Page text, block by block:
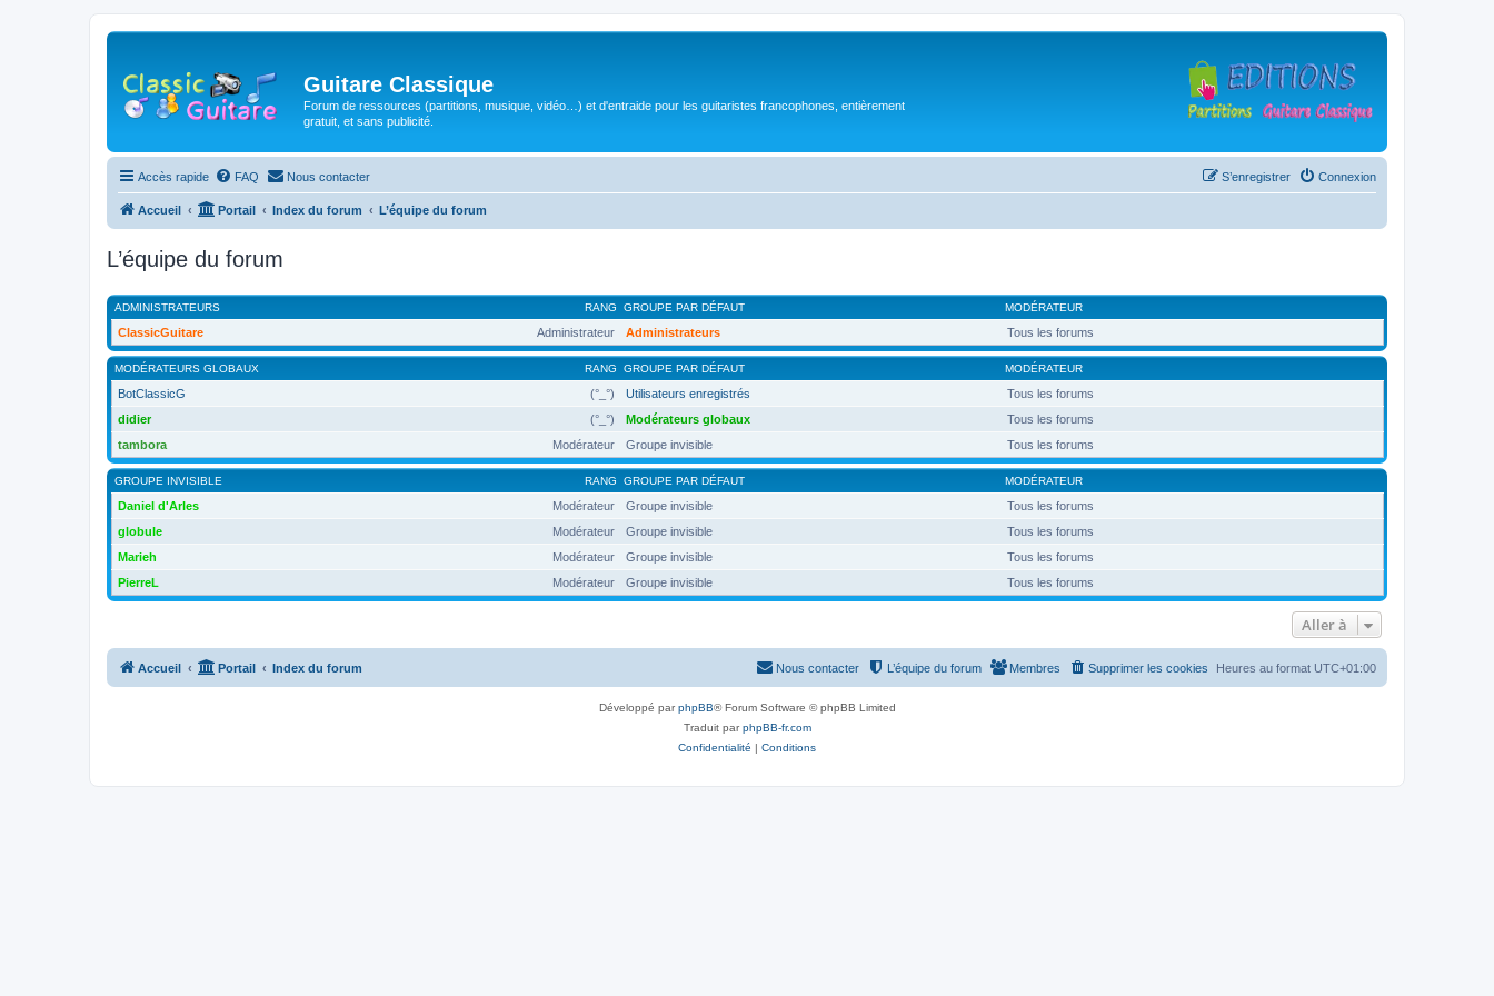
Guitare Classique
Forum de ressources (partitions, musique, vidéo…) et d'entraide pour les guitaristes francophones, entièrement
gratuit, et sans publicité.
Accès rapide FAQ Nous contacter Connexion
S’enregistrer
Accueil Portail Index du forum L’équipe du forum
L’équipe du forum
RANG
ADMINISTRATEURS GROUPE PAR DÉFAUT MODÉRATEUR
Administrateur
ClassicGuitare Administrateurs Tous les forums
RANG
MODÉRATEURS GLOBAUX GROUPE PAR DÉFAUT MODÉRATEUR
(°_°)
BotClassicG Utilisateurs enregistrés
Tous les forums
(°_°)
didier Modérateurs globaux
Tous les forums
Modérateur
tambora Groupe invisible Tous les forums
RANG
GROUPE INVISIBLE GROUPE PAR DÉFAUT MODÉRATEUR
Modérateur
Daniel d'Arles Groupe invisible
Tous les forums
Modérateur
globule Groupe invisible
Tous les forums
Modérateur
Marieh Groupe invisible
Tous les forums
Modérateur
PierreL Groupe invisible Tous les forums
Aller à
Accueil Portail Index du forum Heures au format UTC+01:00
Supprimer les cookies
Membres
L’équipe du forum
Nous contacter
Développé parphpBB® Forum Software © phpBB Limited
Traduit parphpBB-fr.com
Confidentialité | Conditions